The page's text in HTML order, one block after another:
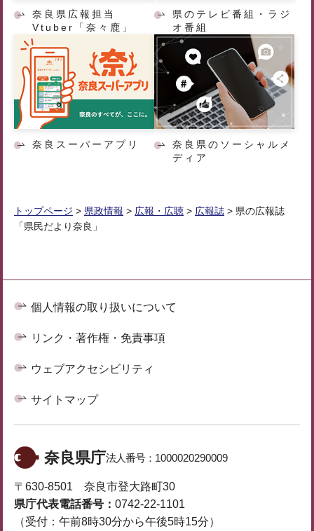
奈良県広報担当
Vtuber「奈々鹿」
県のテレビ番組・ラジ
オ番組
奈良スーパーアプリ
奈良県のソーシャルメ
ディア
トップページ > 県政情報 > 広報・広聴 > 広報誌 > 県の広報誌
「県民だより奈良」
個人情報の取り扱いについて
リンク・著作権・免責事項
ウェブアクセシビリティ
サイトマップ
奈良県庁法人番号： 1000020290009
〒630-8501 奈良市登大路町30
県庁代表電話番号： 0742-22-1101
（受付：午前8時30分から午後5時15分）